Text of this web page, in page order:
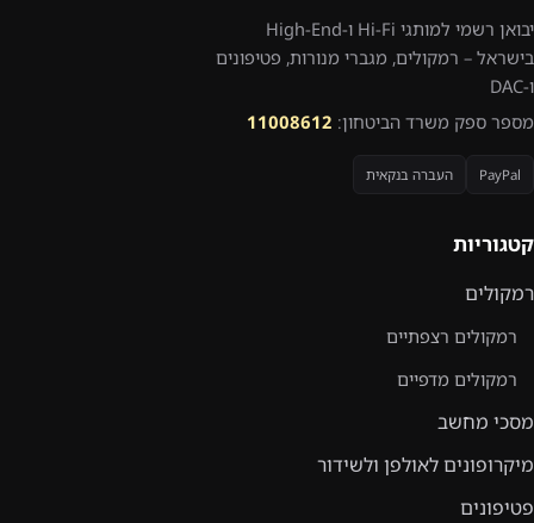
יבואן רשמי למותגי Hi-Fi ו-High-End
בישראל – רמקולים, מגברי מנורות, פטיפונים
ו-DAC
מספר ספק משרד הביטחון: 11008612
PayPal העברה בנקאית
קטגוריות
רמקולים
רמקולים רצפתיים
רמקולים מדפיים
מסכי מחשב
מיקרופונים לאולפן ולשידור
פטיפונים